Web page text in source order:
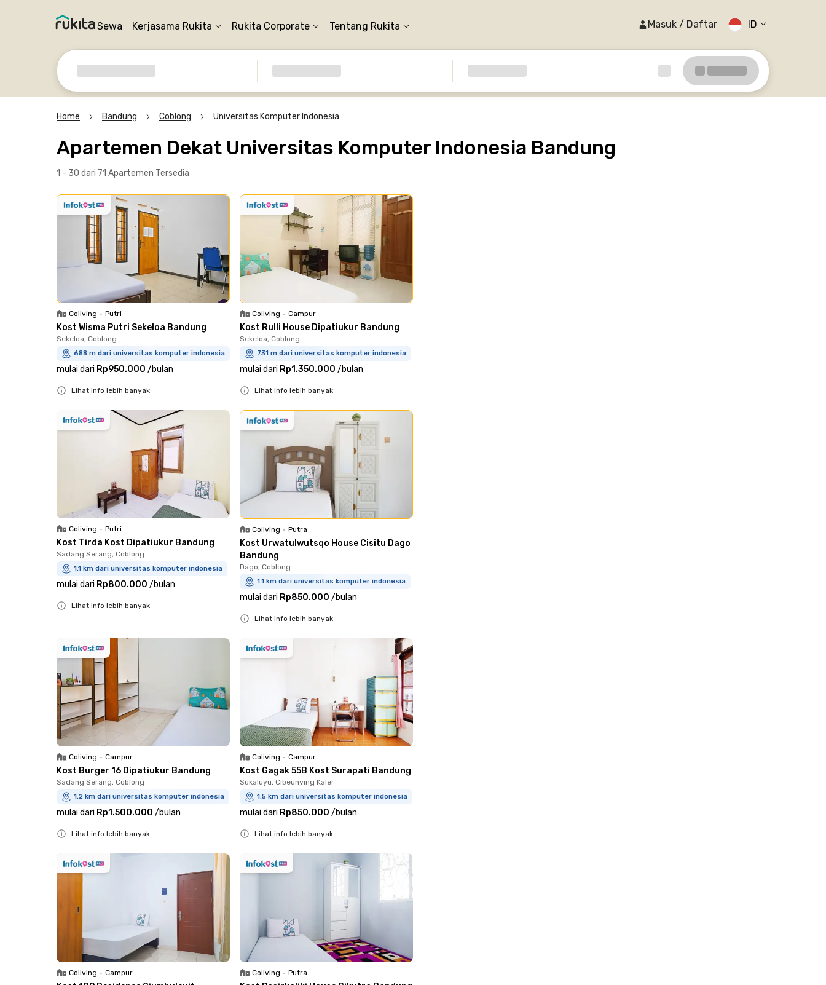
Sewa Kerjasama Rukita Rukita Corporate Tentang Rukita Masuk / Daftar ID
Home Bandung Coblong Universitas Komputer Indonesia
Apartemen Dekat Universitas Komputer Indonesia Bandung
1 - 30 dari 71 Apartemen Tersedia
Coliving • Putri
Kost Wisma Putri Sekeloa Bandung
Sekeloa, Coblong
688 m dari universitas komputer indonesia
mulai dari Rp950.000 /bulan
Lihat info lebih banyak
Coliving • Campur
Kost Rulli House Dipatiukur Bandung
Sekeloa, Coblong
731 m dari universitas komputer indonesia
mulai dari Rp1.350.000 /bulan
Lihat info lebih banyak
Coliving • Putri
Kost Tirda Kost Dipatiukur Bandung
Sadang Serang, Coblong
1.1 km dari universitas komputer indonesia
mulai dari Rp800.000 /bulan
Lihat info lebih banyak
Coliving • Putra
Kost Urwatulwutsqo House Cisitu Dago
Bandung
Dago, Coblong
1.1 km dari universitas komputer indonesia
mulai dari Rp850.000 /bulan
Lihat info lebih banyak
Coliving • Campur
Kost Burger 16 Dipatiukur Bandung
Sadang Serang, Coblong
1.2 km dari universitas komputer indonesia
mulai dari Rp1.500.000 /bulan
Lihat info lebih banyak
Coliving • Campur
Kost Gagak 55B Kost Surapati Bandung
Sukaluyu, Cibeunying Kaler
1.5 km dari universitas komputer indonesia
mulai dari Rp850.000 /bulan
Lihat info lebih banyak
Coliving • Campur Coliving • Putra